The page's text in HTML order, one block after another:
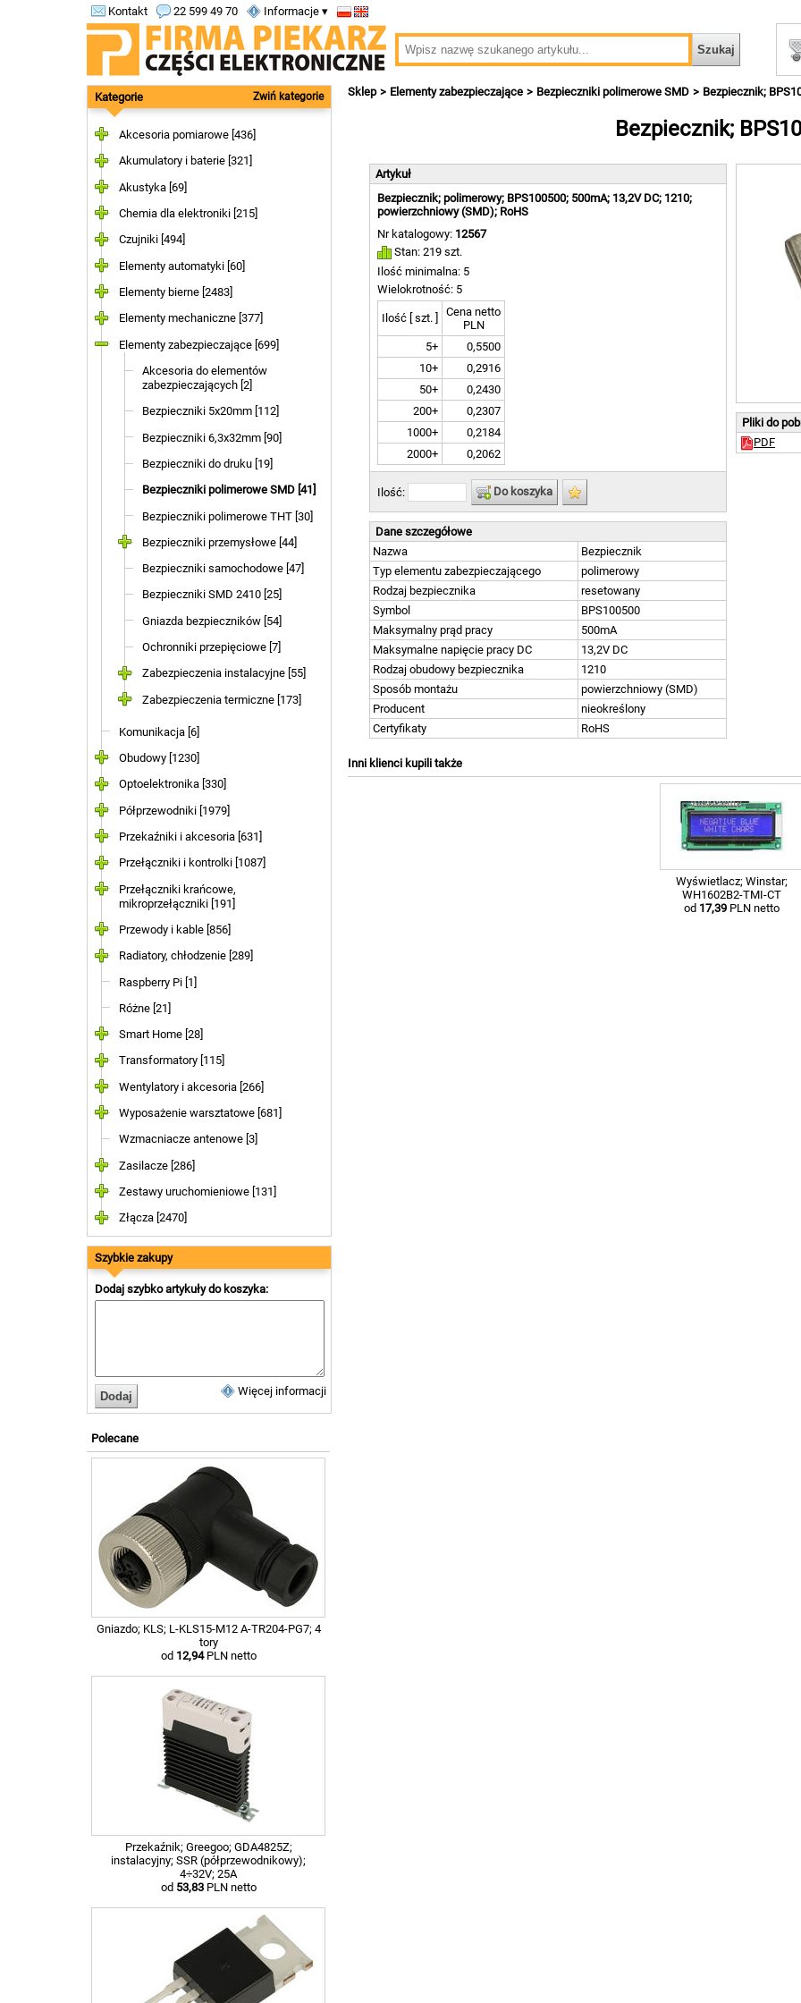
Kontakt 22 599 49 70 Informacje ▾
Kategorie Zwiń kategorie
Akcesoria pomiarowe [436]
Akumulatory i baterie [321]
Akustyka [69]
Chemia dla elektroniki [215]
Czujniki [494]
Elementy automatyki [60]
Elementy bierne [2483]
Elementy mechaniczne [377]
Elementy zabezpieczające [699]
Akcesoria do elementów
zabezpieczających [2]
Bezpieczniki 5x20mm [112]
Bezpieczniki 6,3x32mm [90]
Bezpieczniki do druku [19]
Bezpieczniki polimerowe SMD [41]
Bezpieczniki polimerowe THT [30]
Bezpieczniki przemysłowe [44]
Bezpieczniki samochodowe [47]
Bezpieczniki SMD 2410 [25]
Gniazda bezpieczników [54]
Ochronniki przepięciowe [7]
Zabezpieczenia instalacyjne [55]
Zabezpieczenia termiczne [173]
Komunikacja [6]
Obudowy [1230]
Optoelektronika [330]
Półprzewodniki [1979]
Przekaźniki i akcesoria [631]
Przełączniki i kontrolki [1087]
Przełączniki krańcowe,
mikroprzełączniki [191]
Przewody i kable [856]
Radiatory, chłodzenie [289]
Raspberry Pi [1]
Różne [21]
Smart Home [28]
Transformatory [115]
Wentylatory i akcesoria [266]
Wyposażenie warsztatowe [681]
Wzmacniacze antenowe [3]
Zasilacze [286]
Zestawy uruchomieniowe [131]
Złącza [2470]
Szybkie zakupy
Dodaj szybko artykuły do koszyka:
Więcej informacji
Polecane
Gniazdo; KLS; L-KLS15-M12 A-TR204-PG7; 4
tory
od 12,94PLN netto
Przekaźnik; Greegoo; GDA4825Z;
instalacyjny; SSR (półprzewodnikowy);
4÷32V; 25A
od 53,83PLN netto
Sklep Elementy zabezpieczające Bezpieczniki polimerowe SMD Bezpiecznik;
Bezpiecznik;
Pliki do
PDF
Artykuł
Bezpiecznik; polimerowy; BPS100500; 500mA; 13,2V DC; 1210;
powierzchniowy (SMD); RoHS
Nr katalogowy: 12567
Stan: 219 szt.
Ilość minimalna: 5
Wielokrotność: 5
Ilość [ szt. ]
Cena netto
PLN
5+
0,5500
10+
0,2916
50+
0,2430
200+
0,2307
1000+
0,2184
2000+
0,2062
Ilość: Do koszyka
Dane szczegółowe
Nazwa
Bezpiecznik
Typ elementu zabezpieczającego
polimerowy
Rodzaj bezpiecznika
resetowany
Symbol
BPS100500
Maksymalny prąd pracy
500mA
Maksymalne napięcie pracy DC
13,2V DC
Rodzaj obudowy bezpiecznika
1210
Sposób montażu
powierzchniowy (SMD)
Producent
nieokreślony
Certyfikaty
RoHS
Inni klienci kupili także
Wyświetlacz; Winstar;
WH1602B2-TMI-CT
od 17,39PLN netto